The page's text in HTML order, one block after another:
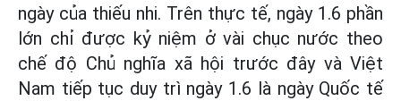
ngày của thiếu nhi. Trên thực tế, ngày 1.6 phần
lớn chỉ được kỷ niệm ở vài chục nước theo
chế độ Chủ nghĩa xã hội trước đây và Việt
Nam tiếp tục duy trì ngày 1.6 là ngày Quốc tế